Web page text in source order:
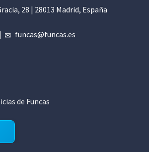
28 | 28013 Madrid, España
| funcas@funcas.es
de Funcas